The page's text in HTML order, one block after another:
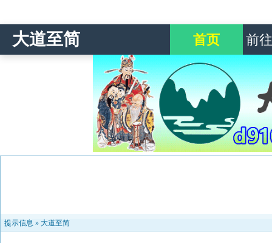
大道至简 首页 前
提示信息 » 大道至简